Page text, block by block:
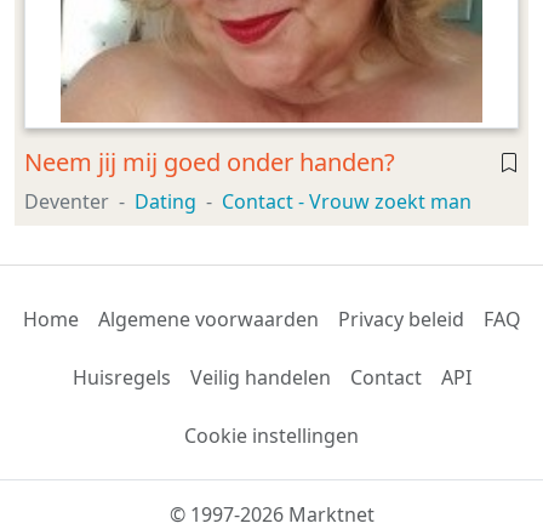
Neem jij mij goed onder handen?
Deventer Dating Contact - Vrouw zoekt man
Home Algemene voorwaarden Privacy beleid FAQ
Huisregels Veilig handelen Contact API
Cookie instellingen
© 1997-2026 Marktnet